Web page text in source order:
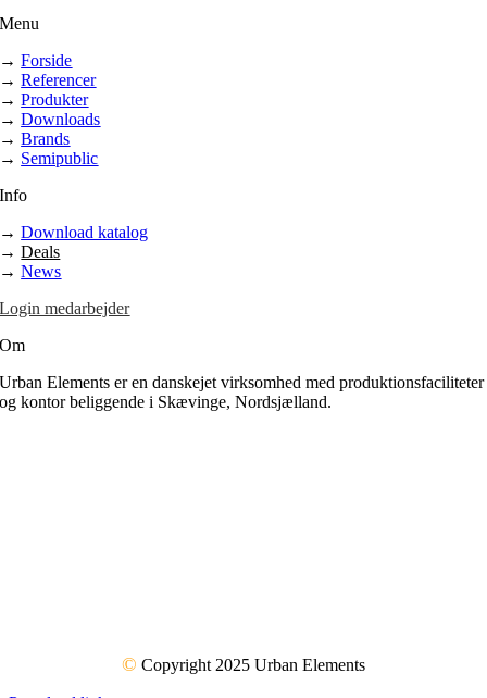
Menu
→Forside
→Referencer
→Produkter
→Downloads
→Brands
→ Semipublic
Info
→Download katalog
→Deals
→News
Login medarbejder
Om
Urban Elements er en danskejet virksomhed med produktionsfaciliteter
og kontor beliggende i Skævinge, Nordsjælland.
© Copyright 2025 Urban Elements